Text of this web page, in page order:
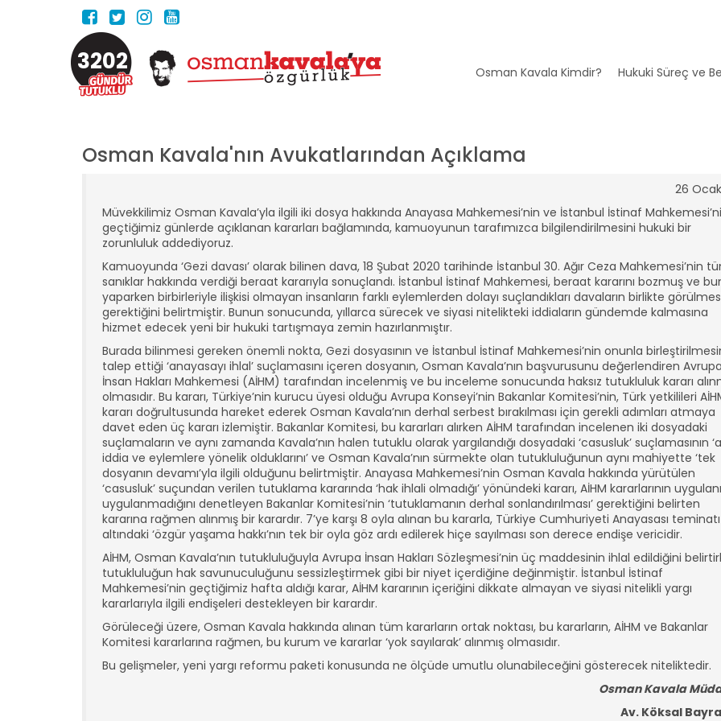
3202 Osman Kavala Kimdir? Hukuki Süreç ve
Osman Kavala'nın Avukatlarından Açıklama
26
Müvekkilimiz Osman Kavala’yla ilgili iki dosya hakkında Anayasa Mahkemesi’nin ve İstanbul İstinaf
geçtiğimiz günlerde açıklanan kararları bağlamında, kamuoyunun tarafımızca bilgilendirilmesini hukuki bir
zorunluluk addediyoruz.
Kamuoyunda ‘Gezi davası’ olarak bilinen dava, 18 Şubat 2020 tarihinde İstanbul 30. Ağır Ceza Mahkemesi’nin
sanıklar hakkında verdiği beraat kararıyla sonuçlandı. İstanbul İstinaf Mahkemesi, beraat kararını bozmuş ve
yaparken birbirleriyle ilişkisi olmayan insanların farklı eylemlerden dolayı suçlandıkları davaların birlikte
gerektiğini belirtmiştir. Bunun sonucunda, yıllarca sürecek ve siyasi nitelikteki iddiaların gündemde kalmasına
hizmet edecek yeni bir hukuki tartışmaya zemin hazırlanmıştır.
Burada bilinmesi gereken önemli nokta, Gezi dosyasının ve İstanbul İstinaf Mahkemesi’nin onunla
talep ettiği ‘anayasayı ihlal’ suçlamasını içeren dosyanın, Osman Kavala’nın başvurusunu değerlendiren Avrupa
İnsan Hakları Mahkemesi (AİHM) tarafından incelenmiş ve bu inceleme sonucunda haksız tutukluluk kararı
olmasıdır. Bu kararı, Türkiye’nin kurucu üyesi olduğu Avrupa Konseyi’nin Bakanlar Komitesi’nin, Türk yetkilileri
kararı doğrultusunda hareket ederek Osman Kavala’nın derhal serbest bırakılması için gerekli adımları atmaya
davet eden üç kararı izlemiştir. Bakanlar Komitesi, bu kararları alırken AİHM tarafından incelenen iki dosyadaki
suçlamaların ve aynı zamanda Kavala’nın halen tutuklu olarak yargılandığı dosyadaki ‘casusluk’ suçlamasının
iddia ve eylemlere yönelik olduklarını’ ve Osman Kavala’nın sürmekte olan tutukluluğunun aynı mahiyette ‘tek
dosyanın devamı’yla ilgili olduğunu belirtmiştir. Anayasa Mahkemesi’nin Osman Kavala hakkında yürütülen
‘casusluk’ suçundan verilen tutuklama kararında ‘hak ihlali olmadığı’ yönündeki kararı, AİHM kararlarının
uygulanmadığını denetleyen Bakanlar Komitesi’nin ‘tutuklamanın derhal sonlandırılması’ gerektiğini belirten
kararına rağmen alınmış bir karardır. 7’ye karşı 8 oyla alınan bu kararla, Türkiye Cumhuriyeti Anayasası teminatı
altındaki ‘özgür yaşama hakkı’nın tek bir oyla göz ardı edilerek hiçe sayılması son derece endişe vericidir.
AİHM, Osman Kavala’nın tutukluluğuyla Avrupa İnsan Hakları Sözleşmesi’nin üç maddesinin ihlal edildiğini
tutukluluğun hak savunuculuğunu sessizleştirmek gibi bir niyet içerdiğine değinmiştir. İstanbul İstinaf
Mahkemesi’nin geçtiğimiz hafta aldığı karar, AİHM kararının içeriğini dikkate almayan ve siyasi nitelikli yargı
kararlarıyla ilgili endişeleri destekleyen bir karardır.
Görüleceği üzere, Osman Kavala hakkında alınan tüm kararların ortak noktası, bu kararların, AİHM ve Bakanlar
Komitesi kararlarına rağmen, bu kurum ve kararlar ‘yok sayılarak’ alınmış olmasıdır.
Bu gelişmeler, yeni yargı reformu paketi konusunda ne ölçüde umutlu olunabileceğini gösterecek niteliktedir.
Osman Kavala
Av. Köksal